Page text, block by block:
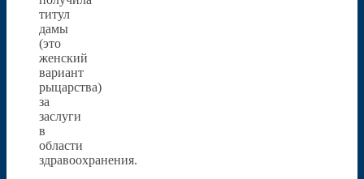
титул
дамы
(это
женский
вариант
рыцарства)
за
заслуги
в
области
здравоохранения.